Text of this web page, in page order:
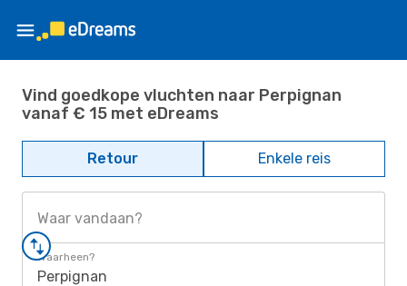
Vind goedkope vluchten naar Perpignan
vanaf € 15 met eDreams
Retour Enkele reis
Waar vandaan?
Waarheen?
Perpignan